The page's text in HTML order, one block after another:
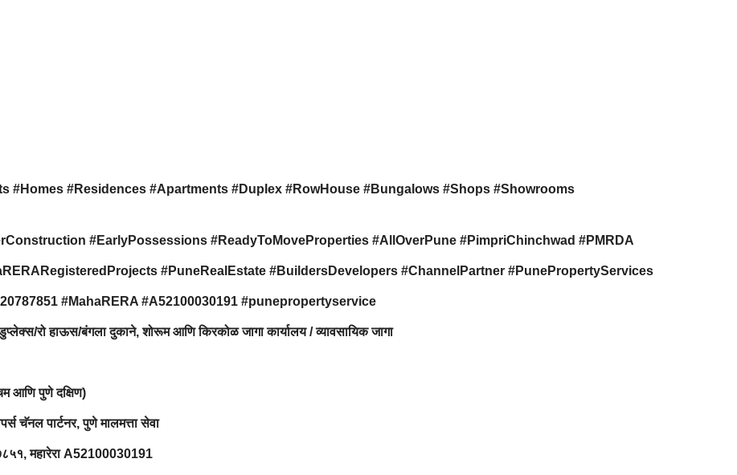
#Homes #Residences #Apartments #Duplex #RowHouse #Bungalows #Shops #Showrooms
#EarlyPossessions #ReadyToMoveProperties #AllOverPune #PimpriChinchwad #PMRDA
#PuneRealEstate #BuildersDevelopers #ChannelPartner #PunePropertyServices
#MahaRERA #A52100030191 #punepropertyservice
रो हाऊस/बंगला दुकाने, शोरूम आणि किरकोळ जागा कार्यालय / व्यावसायिक जागा
आणि पुणे दक्षिण)
चॅनल पार्टनर, पुणे मालमत्ता सेवा
महारेरा A52100030191